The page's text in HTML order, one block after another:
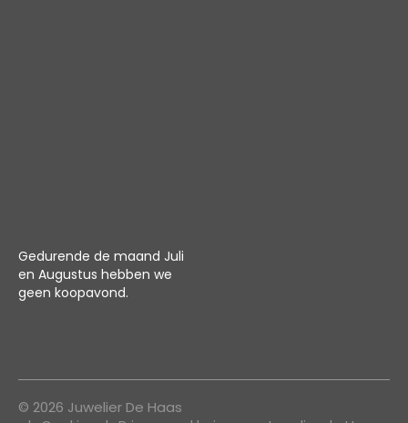
Gedurende de maand Juli
en Augustus hebben we
geen koopavond.
© 2026 Juwelier De Haas